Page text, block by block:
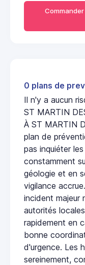
Commander
0 plans de
Il n'y a aucun
ST MARTIN
À ST MARTIN
plan de
pas inquiéter
constamment
géologie et en
vigilance
incident majeur
autorités
rapidement en
bonne
d'urgence. Les
sereinement,